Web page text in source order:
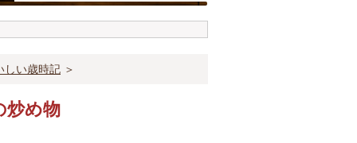
しい歳時記 ＞
炒め物